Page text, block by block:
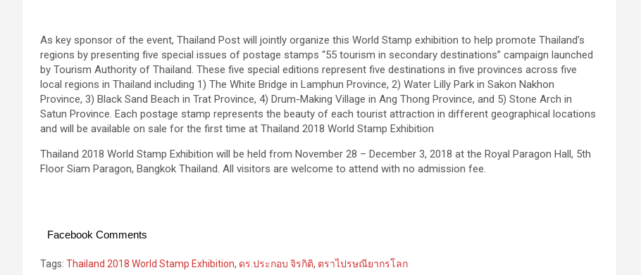
As key sponsor of the event, Thailand Post will jointly organize this World Stamp exhibition to help promote Thailand’s
regions by presenting five special issues of postage stamps “55 tourism in secondary destinations” campaign launched
by Tourism Authority of Thailand. These five special editions represent five destinations in five provinces across five
local regions in Thailand including 1) The White Bridge in Lamphun Province, 2) Water Lilly Park in Sakon Nakhon
Province, 3) Black Sand Beach in Trat Province, 4) Drum-Making Village in Ang Thong Province, and 5) Stone Arch in
Satun Province. Each postage stamp represents the beauty of each tourist attraction in different geographical locations
and will be available on sale for the first time at Thailand 2018 World Stamp Exhibition
Thailand 2018 World Stamp Exhibition will be held from November 28 – December 3, 2018 at the Royal Paragon Hall, 5th
Floor Siam Paragon, Bangkok Thailand. All visitors are welcome to attend with no admission fee.
Facebook Comments
Tags: Thailand 2018 World Stamp Exhibition, ดร.ประกอบ จิรกิติ, ตราไปรษณียากรโลก